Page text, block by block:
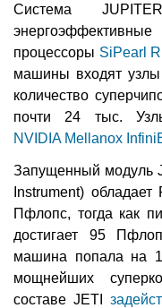
Система
процессоры SiPearl
машины входят
количество
почти 24 тыс.
NVIDIA Mellanox
Запущенный модуль
Instrument) обладает
Пфлопс, тогда как
достигает 95
машина попала на
мощнейших
составе JETI